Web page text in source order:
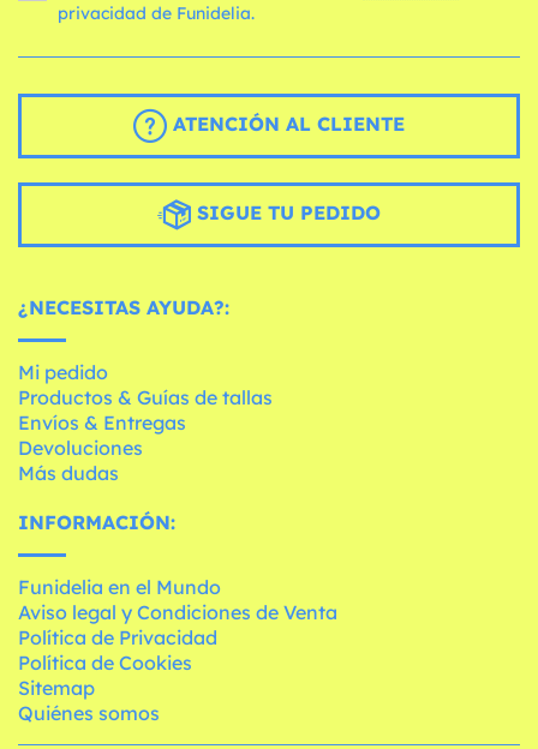
privacidad de Funidelia.
ATENCIÓN AL CLIENTE
SIGUE TU PEDIDO
¿NECESITAS AYUDA?:
Mi pedido
Productos & Guías de tallas
Envíos & Entregas
Devoluciones
Más dudas
INFORMACIÓN:
Funidelia en el Mundo
Aviso legal y Condiciones de Venta
Política de Privacidad
Política de Cookies
Sitemap
Quiénes somos